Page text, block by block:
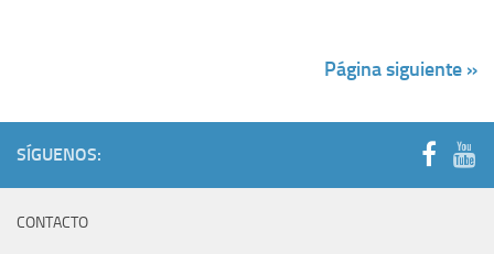
Página siguiente »
SÍGUENOS:
CONTACTO